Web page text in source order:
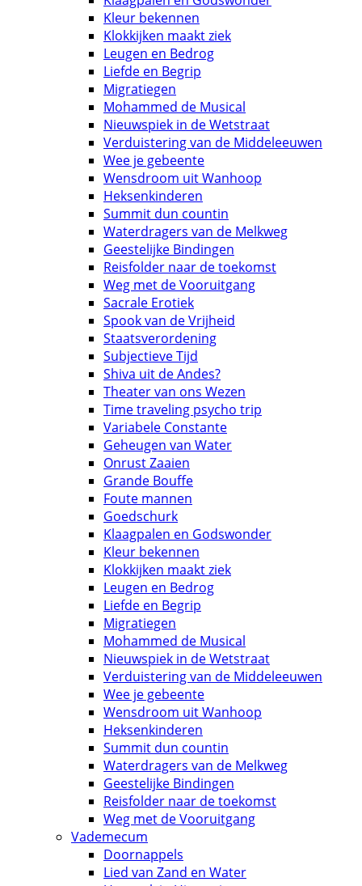
Kleur bekennen
Klokkijken maakt ziek
Leugen en Bedrog
Liefde en Begrip
Migratiegen
Mohammed de Musical
Nieuwspiek in de Wetstraat
Verduistering van de Middeleeuwen
Wee je gebeente
Wensdroom uit Wanhoop
Heksenkinderen
Summit dun countin
Waterdragers van de Melkweg
Geestelijke Bindingen
Reisfolder naar de toekomst
Weg met de Vooruitgang
Sacrale Erotiek
Spook van de Vrijheid
Staatsverordening
Subjectieve Tijd
Shiva uit de Andes?
Theater van ons Wezen
Time traveling psycho trip
Variabele Constante
Geheugen van Water
Onrust Zaaien
Grande Bouffe
Foute mannen
Goedschurk
Klaagpalen en Godswonder
Kleur bekennen
Klokkijken maakt ziek
Leugen en Bedrog
Liefde en Begrip
Migratiegen
Mohammed de Musical
Nieuwspiek in de Wetstraat
Verduistering van de Middeleeuwen
Wee je gebeente
Wensdroom uit Wanhoop
Heksenkinderen
Summit dun countin
Waterdragers van de Melkweg
Geestelijke Bindingen
Reisfolder naar de toekomst
Weg met de Vooruitgang
Vademecum
Doornappels
Lied van Zand en Water